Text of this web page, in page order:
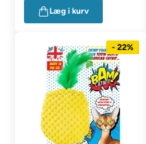
Læg i kurv
- 22%